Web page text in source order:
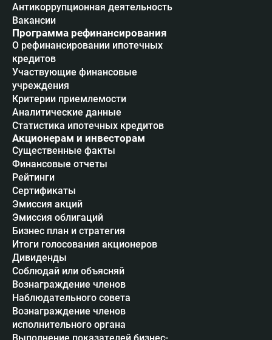
Антикоррупционная деятельность
Вакансии
Программа рефинансирования
О рефинансировании ипотечных
кредитов
Участвующие финансовые
учреждения
Критерии приемлемости
Аналитические данные
Статистика ипотечных кредитов
Акционерам и инвесторам
Существенные факты
Финансовые отчеты
Рейтинги
Сертификаты
Эмиссия акций
Эмиссия облигаций
Бизнес план и стратегия
Итоги голосования акционеров
Дивиденды
Соблюдай или объясняй
Вознаграждение членов
Наблюдательного совета
Вознаграждение членов
исполнительного органа
Выполнение показателей бизнес-